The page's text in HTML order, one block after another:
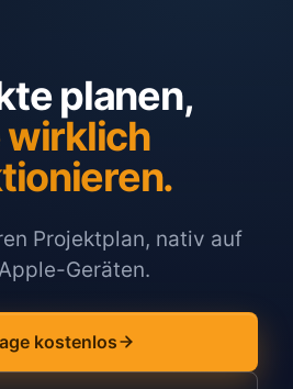
planen,
wirklich
Projektplan, nativ auf
Geräten.
kostenlos